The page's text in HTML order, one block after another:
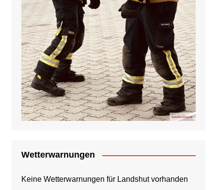
Wetterwarnungen
Keine Wetterwarnungen für Landshut vorhanden